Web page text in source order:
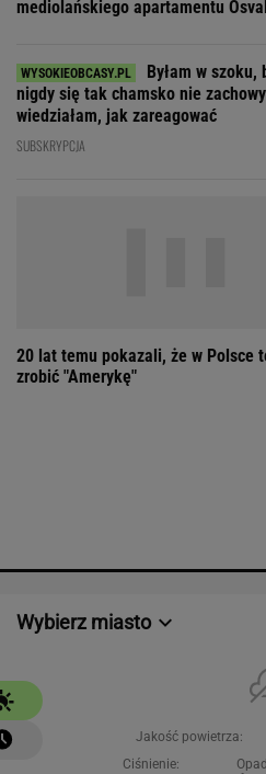
mediolańskiego apartamentu
Byłam w szoku,
nigdy się tak chamsko nie
wiedziałam, jak zareagować
SUBSKRYPCJA
20 lat temu pokazali, że w Polsce
zrobić "Amerykę"